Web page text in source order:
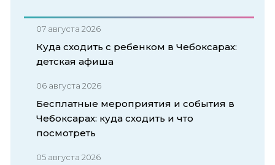
07 августа 2026
Куда сходить с ребенком в Чебоксарах:
детская афиша
06 августа 2026
Бесплатные мероприятия и события в
Чебоксарах: куда сходить и что
посмотреть
05 августа 2026